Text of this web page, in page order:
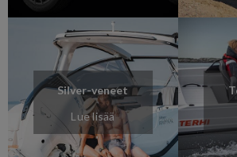
Silver-veneet
Lue lisää